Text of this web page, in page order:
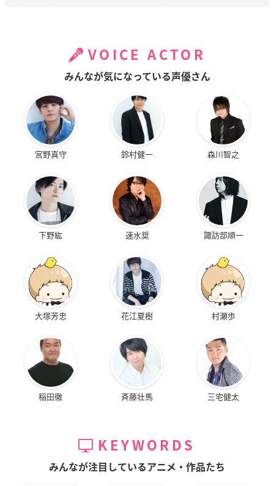
VOICE ACTOR
みんなが気になっている声優さん
宮野真守 鈴村健一 森川智之
下野紘 速水奨 諏訪部順一
大塚芳忠 花江夏樹 村瀬歩
稲田徹 斉藤壮馬 三宅健太
KEYWORDS
みんなが注目しているアニメ・作品たち